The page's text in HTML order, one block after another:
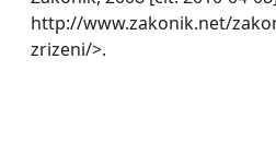
http://www.zakonik.net/
zrizeni/>.